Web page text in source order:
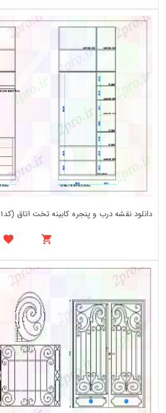
دانلود نقشه درب و پنجره کابینه تخت اتاق (کد44061)